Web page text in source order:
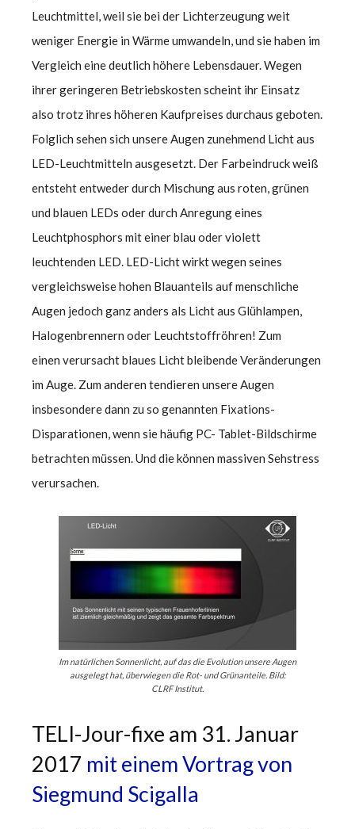
Leuchtmittel, weil sie bei der Lichterzeugung weit
weniger Energie in Wärme umwandeln, und sie haben im
Vergleich eine deutlich höhere Lebensdauer. Wegen
ihrer geringeren Betriebskosten scheint ihr Einsatz
also trotz ihres höheren Kaufpreises durchaus geboten.
Folglich sehen sich unsere Augen zunehmend Licht aus
LED-Leuchtmitteln ausgesetzt. Der Farbeindruck weiß
entsteht entweder durch Mischung aus roten, grünen
und blauen LEDs oder durch Anregung eines
Leuchtphosphors mit einer blau oder violett
leuchtenden LED. LED-Licht wirkt wegen seines
vergleichsweise hohen Blauanteils auf menschliche
Augen jedoch ganz anders als Licht aus Glühlampen,
Halogenbrennern oder Leuchtstoffröhren! Zum
einen verursacht blaues Licht bleibende Veränderungen
im Auge. Zum anderen tendieren unsere Augen
insbesondere dann zu so genannten Fixations-
Disparationen, wenn sie häufig PC- Tablet-Bildschirme
betrachten müssen. Und die können massiven Sehstress
verursachen.
Im natürlichen Sonnenlicht, auf das die Evolution unsere Augen
ausgelegt hat, überwiegen die Rot- und Grünanteile. Bild:
CLRF Institut.
TELI-Jour-fixe am 31. Januar
2017 mit einem Vortrag von
Siegmund Scigalla